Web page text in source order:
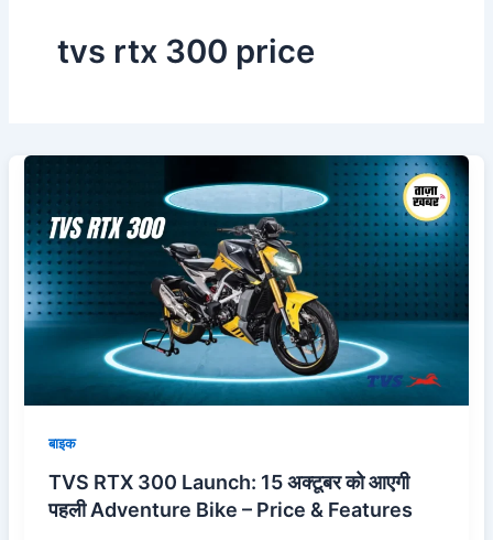
tvs rtx 300 price
बाइक
TVS RTX 300 Launch: 15 अक्टूबर को आएगी
पहली Adventure Bike – Price & Features
RTX
300
Launch:
15
अक्टूबर
को
आएगी
Adventure
Price
&